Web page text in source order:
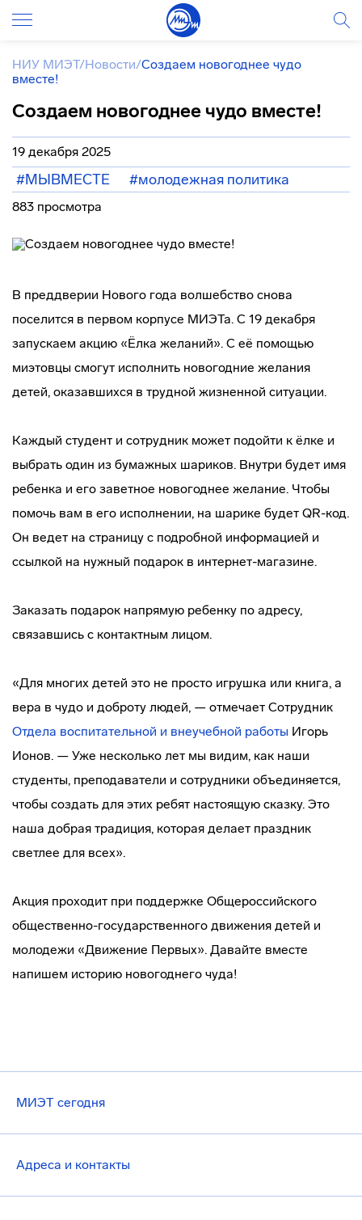
НИУ МИЭТ/Новости/Создаем новогоднее чудо
вместе!
Создаем новогоднее чудо вместе!
19 декабря 2025
#МЫВМЕСТЕ #молодежная политика
883 просмотра
В преддверии Нового года волшебство снова
поселится в первом корпусе МИЭТа. С 19 декабря
запускаем акцию «Ёлка желаний». С её помощью
миэтовцы смогут исполнить новогодние желания
детей, оказавшихся в трудной жизненной ситуации.
Каждый студент и сотрудник может подойти к ёлке и
выбрать один из бумажных шариков. Внутри будет имя
ребенка и его заветное новогоднее желание. Чтобы
помочь вам в его исполнении, на шарике будет QR-код.
Он ведет на страницу с подробной информацией и
ссылкой на нужный подарок в интернет-магазине.
Заказать подарок напрямую ребенку по адресу,
связавшись с контактным лицом.
«Для многих детей это не просто игрушка или книга, а
вера в чудо и доброту людей, — отмечает Сотрудник
Отдела воспитательной и внеучебной работы Игорь
Ионов. — Уже несколько лет мы видим, как наши
студенты, преподаватели и сотрудники объединяется,
чтобы создать для этих ребят настоящую сказку. Это
наша добрая традиция, которая делает праздник
светлее для всех».
Акция проходит при поддержке Общероссийского
общественно-государственного движения детей и
молодежи «Движение Первых». Давайте вместе
напишем историю новогоднего чуда!
МИЭТ сегодня
Адреса и контакты